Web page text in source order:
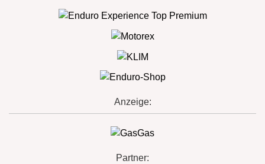
Anzeige:
Partner: